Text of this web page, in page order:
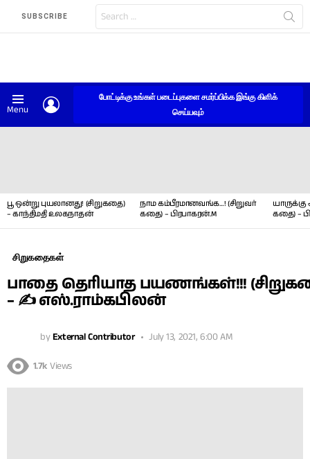
SUBSCRIBE
for:
Menu
போட்டிக்கு உங்கள் படைப்புகளை சமர்ப்பிக்க இங்கு கிளிக்
செய்யவும்
பூ ஒன்று புயலானது! (சிறுகதை)
– காந்திமதி உலகநாதன்
நாம கம்பீரமானவங்க…! (சிறுவர்
கதை) – பிரபாகரன்.M
யாருக்கு
கதை) –
சிறுகதைகள்
பாதை தெரியாத பயணங்கள்!!!
– ✍ எஸ்.ராம்கபிலன்
byExternal Contributor July 13, 2021, 6:00 AM
1.7k Views